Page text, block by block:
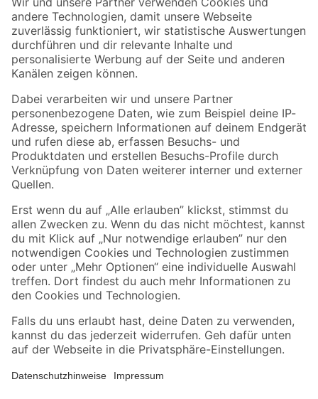
Zur Newsletter Anmeldung
Folge uns
Zahlungsarten Versandarten
Sicher einkaufen
Jetzt die toom-App herunterladen
Alle Preisangaben in EUR inkl. gesetzl. MwSt.. Die dargestellten Angebote sind unter
Umständen nicht in allen Märkten verfügbar. Die angegebenen Verfügbarkeiten beziehen
Produkte nur solange der Vorrat reicht.
*Paketversand ab 59 € versandkostenfrei, gilt nicht für Artikel mit Speditionsversand, hier